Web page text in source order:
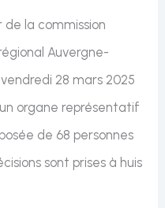
la commission
Auvergne-
28 mars 2025
un organe représentatif
de 68 personnes
sont prises à huis